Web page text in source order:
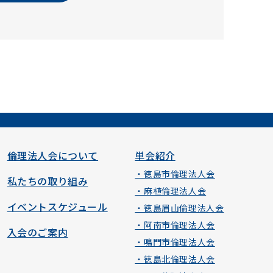
倫理法人会について
私たちの取り組み
イベントスケジュール
入会のご案内
単会紹介
・徳島市倫理法人会
・麻植倫理法人会
・徳島眉山倫理法人会
・阿南市倫理法人会
・鳴門市倫理法人会
・徳島北倫理法人会